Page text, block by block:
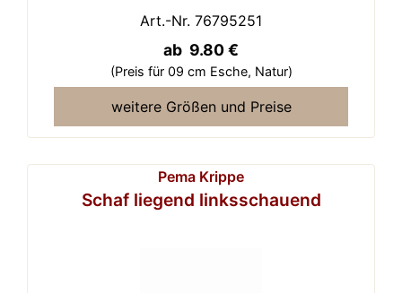
Art.-Nr. 76795251
ab 9.80 €
(Preis für 09 cm Esche, Natur)
weitere Größen und Preise
Pema Krippe
Schaf liegend linksschauend